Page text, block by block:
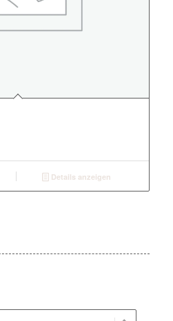
Details anzeigen